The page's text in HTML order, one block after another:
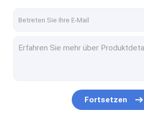
Taschen-Anzeigen-Regal
Fortsetzen